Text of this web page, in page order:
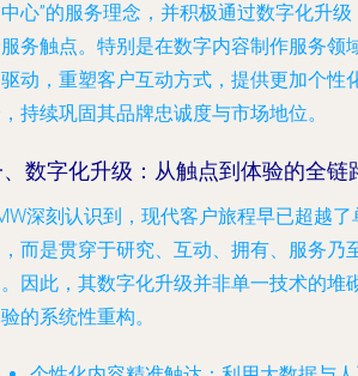
心”的服务理念，并积极通过数字化升
务触点。特别是在数字内容制作服务领
动，重塑客户互动方式，提供更加个性
持续巩固其品牌忠诚度与市场地位。
数字化升级：从触点到体验的全链
深刻认识到，现代客户旅程早已超越
而是贯穿于研究、互动、拥有、服务乃
因此，其数字化升级并非单一技术的堆
的系统性重构。